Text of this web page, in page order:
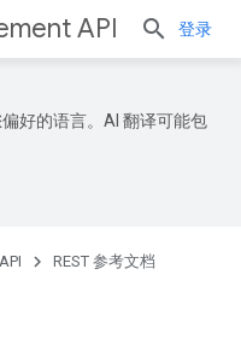
API 登录
好的语言。AI 翻译可能包
REST 参考文档